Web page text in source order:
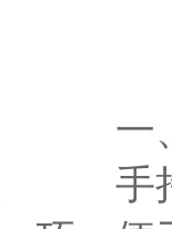
一
手持